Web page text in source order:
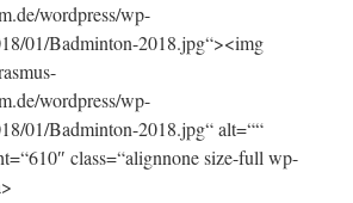
wordpress/wp-
01/Badminton-2018.jpg“><img
wordpress/wp-
01/Badminton-2018.jpg“ alt=““
class=“alignnone size-full wp-